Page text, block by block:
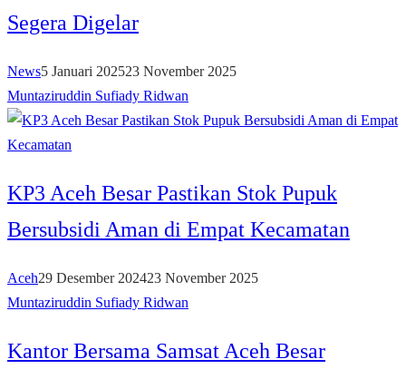
Segera Digelar
News5 Januari 202523 November 2025
Muntaziruddin Sufiady Ridwan
KP3 Aceh Besar Pastikan Stok Pupuk
Bersubsidi Aman di Empat Kecamatan
Aceh29 Desember 202423 November 2025
Muntaziruddin Sufiady Ridwan
Kantor Bersama Samsat Aceh Besar